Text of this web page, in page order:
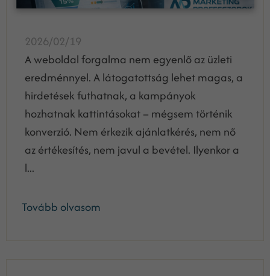
2026/02/19
A weboldal forgalma nem egyenlő az üzleti
eredménnyel. A látogatottság lehet magas, a
hirdetések futhatnak, a kampányok
hozhatnak kattintásokat – mégsem történik
konverzió. Nem érkezik ajánlatkérés, nem nő
az értékesítés, nem javul a bevétel. Ilyenkor a
l...
Tovább olvasom